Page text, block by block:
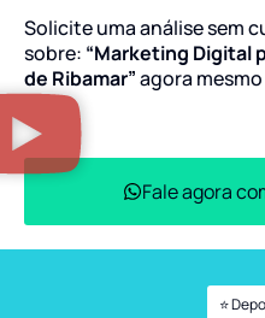
Solicite uma análise sem
sobre: “Marketing Digital
de Ribamar”agora mesmo
Fale agora
⭐